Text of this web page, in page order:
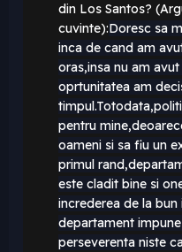
din Los Santos?
cuvinte):Doresc sa
inca de cand am
oras,insa nu am
oprtunitatea am
pentru
oameni si sa fiu un
primul
este cladit bine si
increderea de la
departament
perseverenta niste